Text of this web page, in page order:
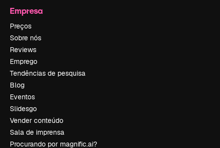
Empresa
Preços
Sobre nós
Reviews
Emprego
Tendências de pesquisa
Blog
Eventos
Slidesgo
Vender conteúdo
Sala de imprensa
Procurando por magnific.ai?